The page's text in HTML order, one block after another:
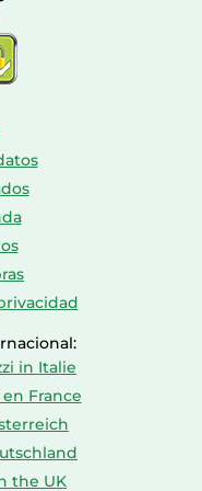
in Italie
France
the UK